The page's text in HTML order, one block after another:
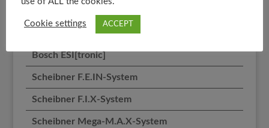
Hella Gutmann Mega Macs 56
Bosch ESI[tronic]
Scheibner F.E.IN-System
Scheibner F.I.X-System
Scheibner Mega-M.A.X-System
Cookie settings ACCEPT